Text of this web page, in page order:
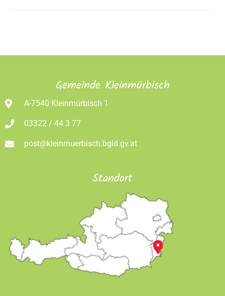
Gemeinde Kleinmürbisch
A-7540 Kleinmürbisch 1
03322 / 44 3 77
post@kleinmuerbisch.bgld.gv.at
Standort